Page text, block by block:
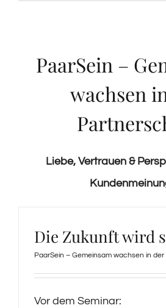
PaarSein –
wachsen
Liebe, Vertrauen &
Die Zukunft wird
PaarSein – Gemeinsam wachsen in
Vor dem Seminar: